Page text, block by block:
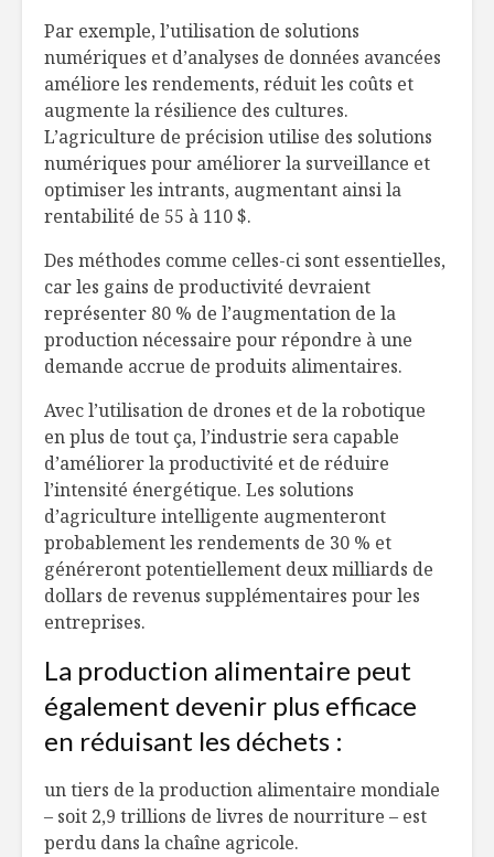
Par exemple, l’utilisation de solutions
numériques et d’analyses de données avancées
améliore les rendements, réduit les coûts et
augmente la résilience des cultures.
L’agriculture de précision utilise des solutions
numériques pour améliorer la surveillance et
optimiser les intrants, augmentant ainsi la
rentabilité de 55 à 110 $.
Des méthodes comme celles-ci sont essentielles,
car les gains de productivité devraient
représenter 80 % de l’augmentation de la
production nécessaire pour répondre à une
demande accrue de produits alimentaires.
Avec l’utilisation de drones et de la robotique
en plus de tout ça, l’industrie sera capable
d’améliorer la productivité et de réduire
l’intensité énergétique. Les solutions
d’agriculture intelligente augmenteront
probablement les rendements de 30 % et
généreront potentiellement deux milliards de
dollars de revenus supplémentaires pour les
entreprises.
La production alimentaire peut
également devenir plus efficace
en réduisant les déchets :
untiers de la production alimentaire mondiale
– soit 2,9 trillions de livres de nourriture – est
perdu dans la chaîne agricole.